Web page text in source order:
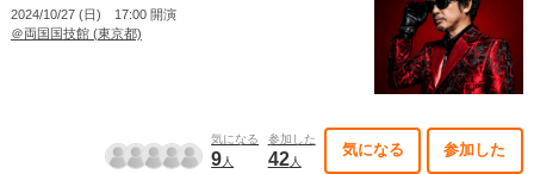
2024/10/27 (日) 17:00 開演
＠両国国技館 (東京都)
気になる
9人
参加した
42人
気になる 参加した